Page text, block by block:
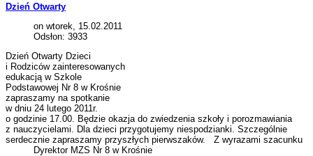
Dzień Otwarty
on wtorek, 15.02.2011
Odsłon: 3933
Dzień Otwarty Dzieci
i Rodziców zainteresowanych
edukacją w Szkole
Podstawowej Nr 8 w Krośnie
zapraszamy na spotkanie
w dniu 24 lutego 2011r.
o godzinie 17.00. Będzie okazja do zwiedzenia szkoły i porozmawiania
z nauczycielami. Dla dzieci przygotujemy niespodzianki. Szczególnie
serdecznie zapraszamy przyszłych pierwszaków. Z wyrazami szacunku
Dyrektor MZS Nr 8 w Krośnie